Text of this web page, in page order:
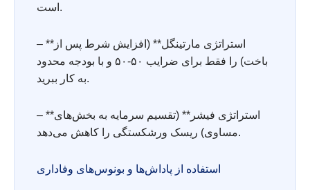
است.
– **استراتژی مارتینگل** (افزایش شرط پس از
باخت) را فقط برای ضرایب ۵۰-۵۰ و با بودجه محدود
به کار ببرید.
– **استراتژی فیشر** (تقسیم سرمایه به بخش‌های
مساوی) ریسک ورشکستگی را کاهش می‌دهد.
استفاده از پاداش‌ها و بونوس‌های وفاداری